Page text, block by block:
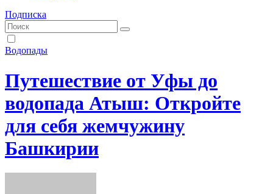
Подписка
Водопады
Путешествие от Уфы до
водопада Атыш: Откройте
для себя жемчужину
Башкирии